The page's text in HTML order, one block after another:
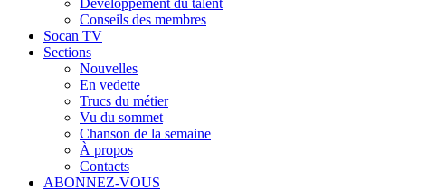
Développement du talent
Conseils des membres
Socan TV
Sections
Nouvelles
En vedette
Trucs du métier
Vu du sommet
Chanson de la semaine
À propos
Contacts
ABONNEZ-VOUS